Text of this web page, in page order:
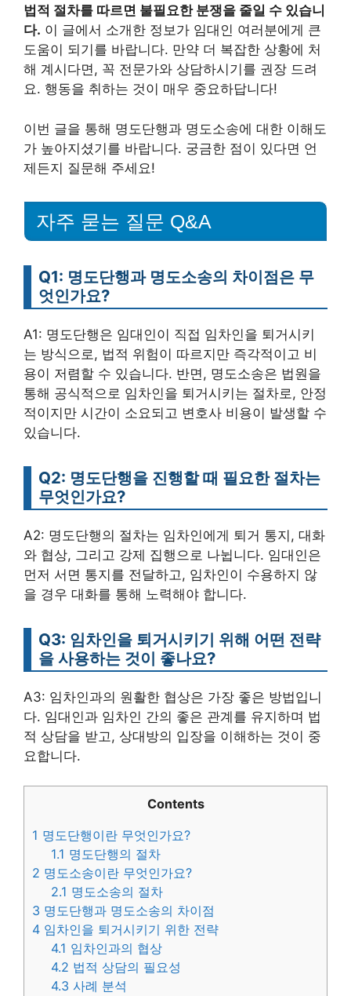
법적 절차를 따르면 불필요한 분쟁을 줄일 수 있습니
다. 이 글에서 소개한 정보가 임대인 여러분에게 큰
도움이 되기를 바랍니다. 만약 더 복잡한 상황에 처
해 계시다면, 꼭 전문가와 상담하시기를 권장 드려
요. 행동을 취하는 것이 매우 중요하답니다!
이번 글을 통해 명도단행과 명도소송에 대한 이해도
가 높아지셨기를 바랍니다. 궁금한 점이 있다면 언
제든지 질문해 주세요!
자주 묻는 질문 Q&A
Q1: 명도단행과 명도소송의 차이점은 무
엇인가요?
A1: 명도단행은 임대인이 직접 임차인을 퇴거시키
는 방식으로, 법적 위험이 따르지만 즉각적이고 비
용이 저렴할 수 있습니다. 반면, 명도소송은 법원을
통해 공식적으로 임차인을 퇴거시키는 절차로, 안정
적이지만 시간이 소요되고 변호사 비용이 발생할 수
있습니다.
Q2: 명도단행을 진행할 때 필요한 절차는
무엇인가요?
A2: 명도단행의 절차는 임차인에게 퇴거 통지, 대화
와 협상, 그리고 강제 집행으로 나뉩니다. 임대인은
먼저 서면 통지를 전달하고, 임차인이 수용하지 않
을 경우 대화를 통해 노력해야 합니다.
Q3: 임차인을 퇴거시키기 위해 어떤 전략
을 사용하는 것이 좋나요?
A3: 임차인과의 원활한 협상은 가장 좋은 방법입니
다. 임대인과 임차인 간의 좋은 관계를 유지하며 법
적 상담을 받고, 상대방의 입장을 이해하는 것이 중
요합니다.
Contents
1 명도단행이란 무엇인가요?
1.1 명도단행의 절차
2 명도소송이란 무엇인가요?
2.1 명도소송의 절차
3 명도단행과 명도소송의 차이점
4 임차인을 퇴거시키기 위한 전략
4.1 임차인과의 협상
4.2 법적 상담의 필요성
4.3 사례 분석